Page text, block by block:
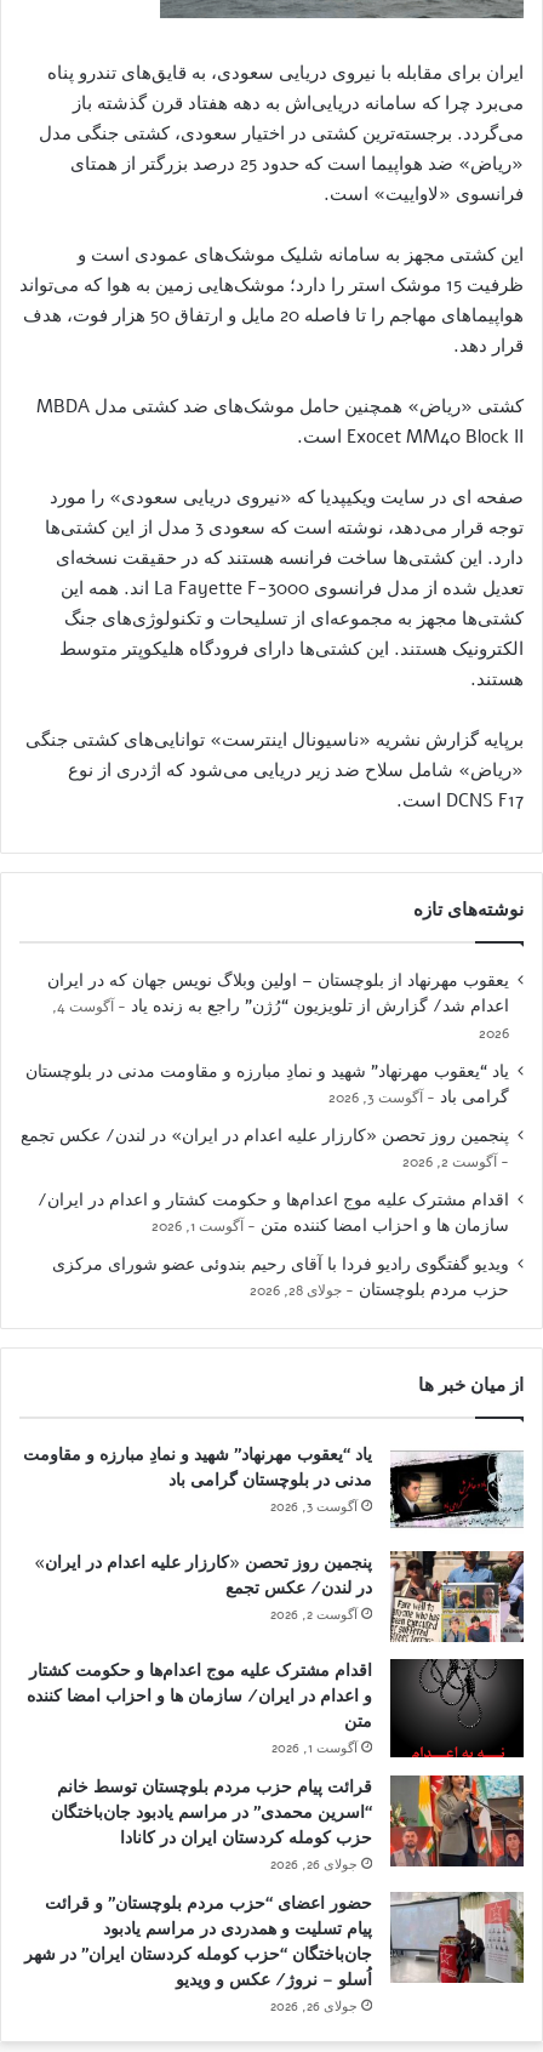
ایران برای مقابله با نیروی دریایی سعودی، به قایق‌های تندرو پناه
می‌برد چرا که سامانه دریایی‌اش به دهه هفتاد قرن گذشته باز
می‌گردد. برجسته‌ترین کشتی در اختیار سعودی، کشتی جنگی مدل
«ریاض» ضد هواپیما است که حدود 25 درصد بزرگتر از همتای
فرانسوی «لاواییت» است.
این کشتی مجهز به سامانه شلیک موشک‌های عمودی است و
ظرفیت 15 موشک استر را دارد؛ موشک‌هایی زمین به هوا که می‌تواند
هواپیماهای مهاجم را تا فاصله 20 مایل و ارتفاق 50 هزار فوت، هدف
قرار دهد.
کشتی «ریاض» همچنین حامل موشک‌های ضد کشتی مدل MBDA
Exocet MM40 Block II است.
صفحه ای در سایت ویکیپدیا که «نیروی دریایی سعودی» را مورد
توجه قرار می‌دهد، نوشته است که سعودی 3 مدل از این کشتی‌ها
دارد. این کشتی‌ها ساخت فرانسه هستند که در حقیقت نسخه‌ای
تعدیل شده از مدل فرانسوی La Fayette F-3000 اند. همه این
کشتی‌ها مجهز به مجموعه‌ای از تسلیحات و تکنولوژی‌های جنگ
الکترونیک هستند. این کشتی‌ها دارای فرودگاه هلیکوپتر متوسط
هستند.
برپایه گزارش نشریه «ناسیونال اینترست» توانایی‌های کشتی جنگی
«ریاض» شامل سلاح ضد زیر دریایی می‌شود که اژدری از نوع
DCNS F17 است.
نوشته‌های تازه
یعقوب مهرنهاد از بلوچستان – اولین وبلاگ نویس جهان که در ایران
اعدام شد/ گزارش از تلویزیون “رُژن” راجع به زنده یاد
آگوست 4,
2026
یاد “یعقوب مهرنهاد” شهید و نمادِ مبارزه و مقاومت مدنی در بلوچستان
گرامی باد
آگوست 3, 2026
پنجمین روز تحصن «کارزار علیه اعدام در ایران» در لندن/ عکس تجمع
آگوست 2, 2026
اقدام مشترک علیه موج اعدام‌ها و حکومت کشتار و اعدام در ایران/
سازمان ها و احزاب امضا کننده متن
آگوست 1, 2026
ویدیو گفتگوی رادیو فردا با آقای رحیم بندوئی عضو شورای مرکزی
حزب مردم بلوچستان
جولای 28, 2026
از میان خبر ها
یاد “یعقوب مهرنهاد” شهید و نمادِ مبارزه و مقاومت
مدنی در بلوچستان گرامی باد
آگوست 3, 2026
پنجمین روز تحصن «کارزار علیه اعدام در ایران»
در لندن/ عکس تجمع
آگوست 2, 2026
اقدام مشترک علیه موج اعدام‌ها و حکومت کشتار
و اعدام در ایران/ سازمان ها و احزاب امضا کننده
متن
آگوست 1, 2026
قرائت پیام حزب مردم بلوچستان توسط خانم
“اسرین محمدی” در مراسم یادبود جان‌باختگان
حزب کومله کردستان ایران در کانادا
جولای 26, 2026
حضور اعضای “حزب مردم بلوچستان” و قرائت
پیام تسلیت و همدردی در مراسم یادبود
جان‌باختگان “حزب کومله کردستان ایران” در شهر
اُسلو – نروژ/ عکس و ویدیو
جولای 26, 2026